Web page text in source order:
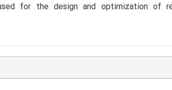
for the design and optimization of